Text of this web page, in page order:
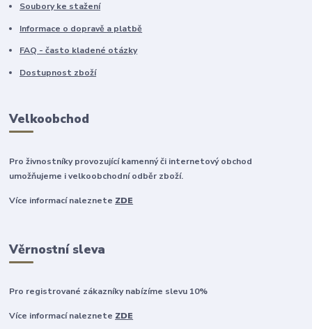
Soubory ke stažení
Informace o dopravě a platbě
FAQ - často kladené otázky
Dostupnost zboží
Velkoobchod
Pro živnostníky provozující kamenný či internetový obchod
umožňujeme i velkoobchodní odběr zboží.
Více informací naleznete ZDE
Věrnostní sleva
Pro registrované zákazníky nabízíme slevu 10%
Více informací naleznete ZDE